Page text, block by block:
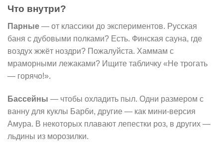
Что внутри?
Парные — от классики до экспериментов. Русская
баня с дубовыми полками? Есть. Финская сауна, где
воздух жжёт ноздри? Пожалуйста. Хаммам с
мраморными лежаками? Ищите табличку «Не трогать
— горячо!».
Бассейны — чтобы охладить пыл. Одни размером с
ванну для куклы Барби, другие — как мини-версия
Амура. В некоторых плавают лепестки роз, в других —
льдины из морозилки.